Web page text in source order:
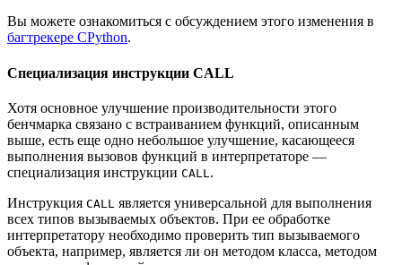
Вы можете ознакомиться с обсуждением этого изменения в
багтрекере CPython.
Специализация инструкции CALL
Хотя основное улучшение производительности этого
бенчмарка связано с встраиванием функций, описанным
выше, есть еще одно небольшое улучшение, касающееся
выполнения вызовов функций в интерпретаторе —
специализация инструкции CALL .
Инструкция CALL является универсальной для выполнения
всех типов вызываемых объектов. При ее обработке
интерпретатору необходимо проверить тип вызываемого
объекта, например, является ли он методом класса, методом